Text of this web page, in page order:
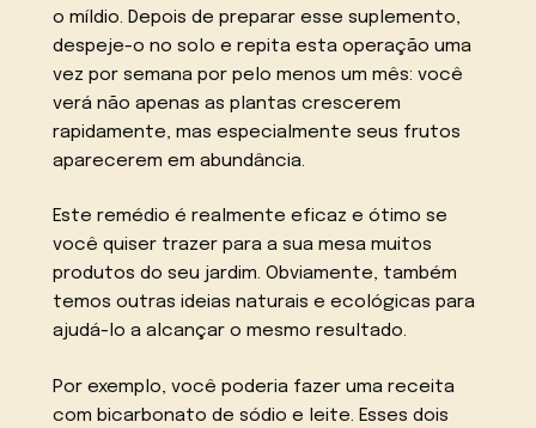
o míldio. Depois de preparar esse suplemento,
despeje-o no solo e repita esta operação uma
vez por semana por pelo menos um mês: você
verá não apenas as plantas crescerem
rapidamente, mas especialmente seus frutos
aparecerem em abundância.
Este remédio é realmente eficaz e ótimo se
você quiser trazer para a sua mesa muitos
produtos do seu jardim. Obviamente, também
temos outras ideias naturais e ecológicas para
ajudá-lo a alcançar o mesmo resultado.
Por exemplo, você poderia fazer uma receita
com bicarbonato de sódio e leite. Esses dois